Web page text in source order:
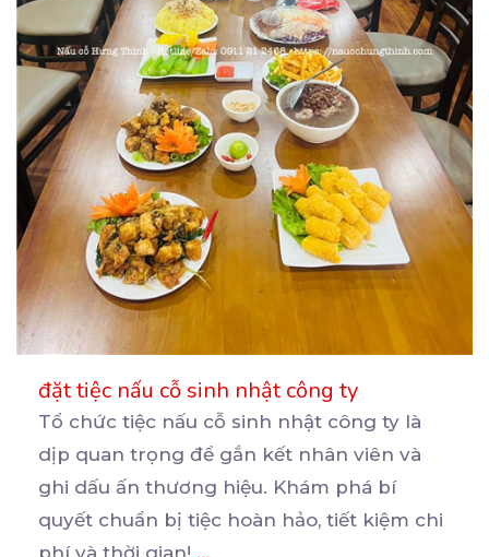
đặt tiệc nấu cỗ sinh nhật công ty
Tổ chức tiệc nấu cỗ sinh nhật công ty là
dịp quan trọng để gắn kết nhân viên và
ghi dấu ấn thương hiệu. Khám phá bí
quyết chuẩn bị tiệc hoàn hảo, tiết kiệm chi